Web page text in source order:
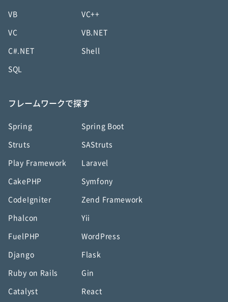
VB VC++
VC VB.NET
C#.NET Shell
SQL
フレームワークで探す
Spring Spring Boot
Struts SAStruts
Play Framework Laravel
CakePHP Symfony
CodeIgniter Zend Framework
Phalcon Yii
FuelPHP WordPress
Django Flask
Ruby on Rails Gin
Catalyst React